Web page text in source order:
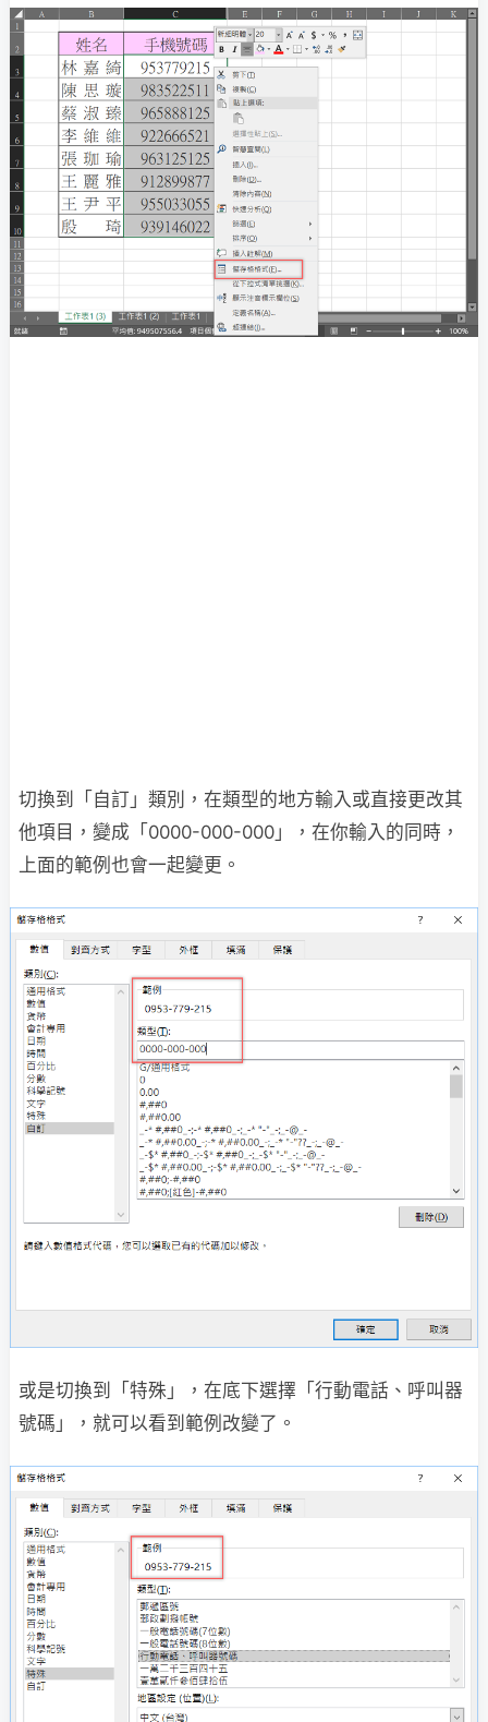
切換到「自訂」類別，在類型的地方輸入或直接更改其
他項目，變成「0000-000-000」，在你輸入的同時，
上面的範例也會一起變更。
或是切換到「特殊」，在底下選擇「行動電話、呼叫器
號碼」，就可以看到範例改變了。